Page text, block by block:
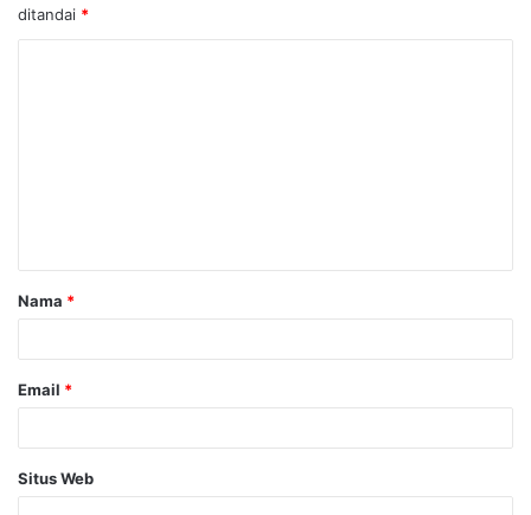
ditandai *
Nama *
Email *
Situs Web